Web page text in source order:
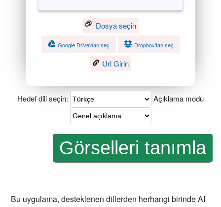
Dosya seçin
Google Drive'dan seç Dropbox'tan seç
Url Girin
Hedef dili seçin: Açıklama modu
Bu uygulama, desteklenen dillerden herhangi birinde AI